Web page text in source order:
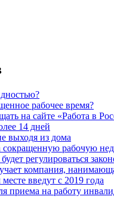
рабочее время?
на сайте «Работа в
14 дней
выходя из дома
сокращенную рабочую
регулироваться
компания,
введут с 2019 года
приема на работу